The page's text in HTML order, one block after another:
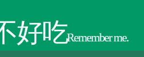
好吃Remember me.